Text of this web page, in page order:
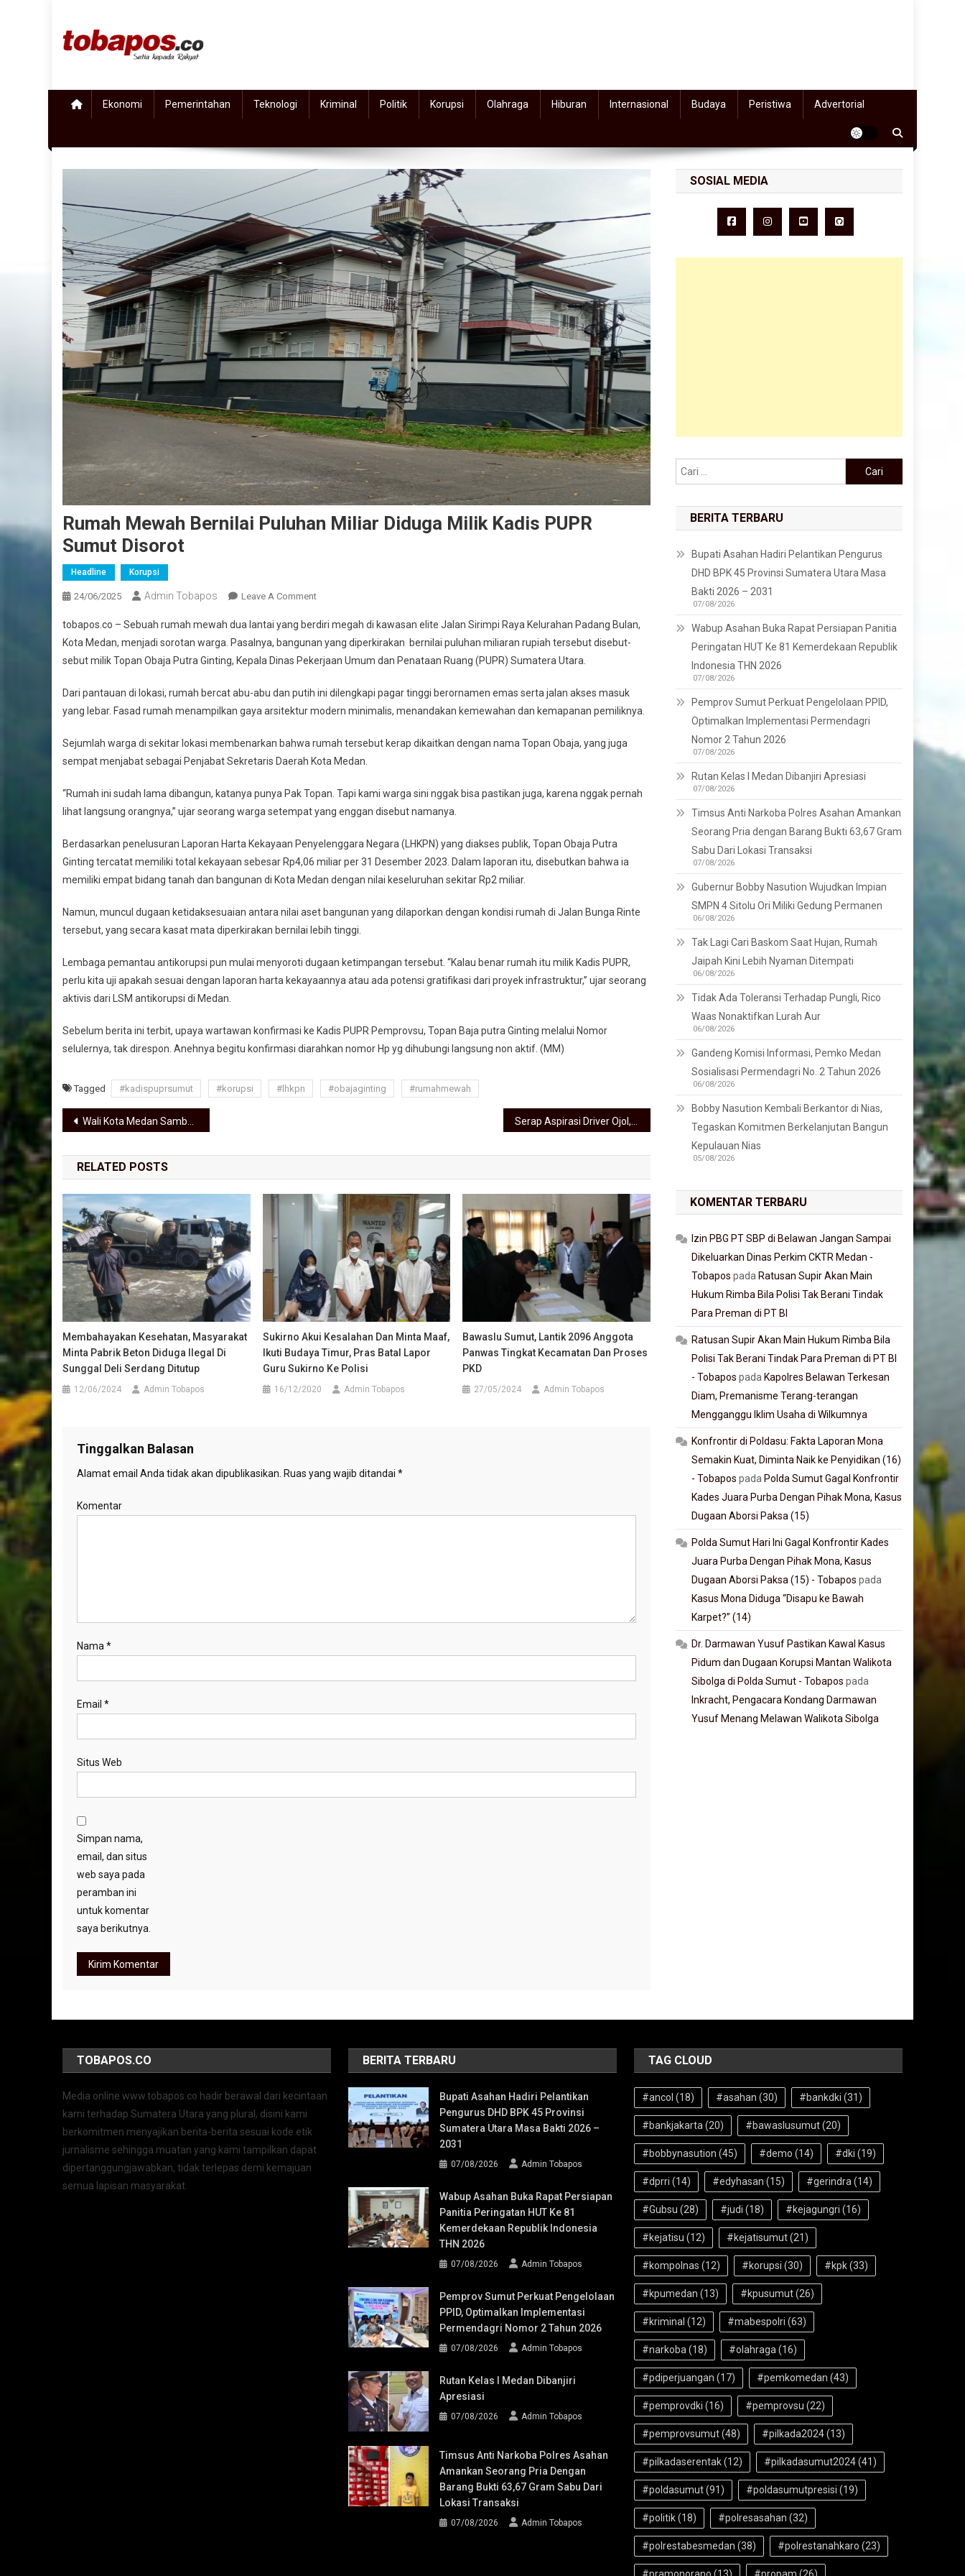
Ekonomi Pemerintahan Teknologi Kriminal Politik Korupsi Olahraga Hiburan Internasional Budaya Peristiwa Advertorial
Rumah Mewah Bernilai Puluhan Miliar Diduga Milik Kadis PUPR
Sumut Disorot
Headline Korupsi
24/06/2025 Admin Tobapos Leave A Comment
tobapos.co – Sebuah rumah mewah dua lantai yang berdiri megah di kawasan elite Jalan Sirimpi Raya Kelurahan Padang Bulan,
Kota Medan, menjadi sorotan warga. Pasalnya, bangunan yang diperkirakan bernilai puluhan miliaran rupiah tersebut disebut-
sebut milik Topan Obaja Putra Ginting, Kepala Dinas Pekerjaan Umum dan Penataan Ruang (PUPR) Sumatera Utara.
Dari pantauan di lokasi, rumah bercat abu-abu dan putih ini dilengkapi pagar tinggi berornamen emas serta jalan akses masuk
yang lebar. Fasad rumah menampilkan gaya arsitektur modern minimalis, menandakan kemewahan dan kemapanan pemiliknya.
Sejumlah warga di sekitar lokasi membenarkan bahwa rumah tersebut kerap dikaitkan dengan nama Topan Obaja, yang juga
sempat menjabat sebagai Penjabat Sekretaris Daerah Kota Medan.
“Rumah ini sudah lama dibangun, katanya punya Pak Topan. Tapi kami warga sini nggak bisa pastikan juga, karena nggak pernah
lihat langsung orangnya,” ujar seorang warga setempat yang enggan disebut namanya.
Berdasarkan penelusuran Laporan Harta Kekayaan Penyelenggara Negara (LHKPN) yang diakses publik, Topan Obaja Putra
Ginting tercatat memiliki total kekayaan sebesar Rp4,06 miliar per 31 Desember 2023. Dalam laporan itu, disebutkan bahwa ia
memiliki empat bidang tanah dan bangunan di Kota Medan dengan nilai keseluruhan sekitar Rp2 miliar.
Namun, muncul dugaan ketidaksesuaian antara nilai aset bangunan yang dilaporkan dengan kondisi rumah di Jalan Bunga Rinte
tersebut, yang secara kasat mata diperkirakan bernilai lebih tinggi.
Lembaga pemantau antikorupsi pun mulai menyoroti dugaan ketimpangan tersebut. “Kalau benar rumah itu milik Kadis PUPR,
perlu kita uji apakah sesuai dengan laporan harta kekayaannya atau ada potensi gratifikasi dari proyek infrastruktur,” ujar seorang
aktivis dari LSM antikorupsi di Medan.
Sebelum berita ini terbit, upaya wartawan konfirmasi ke Kadis PUPR Pemprovsu, Topan Baja putra Ginting melalui Nomor
selulernya, tak direspon. Anehnya begitu konfirmasi diarahkan nomor Hp yg dihubungi langsung non aktif. (MM)
Tagged #kadispuprsumut #korupsi #lhkpn #obajaginting #rumahmewah
Navigasi pos
Wali Kota Medan Sambut Kepulangan Jemaah Haji Kloter 9 Asal Kota Medan
RELATED POSTS
Membahayakan Kesehatan, Masyarakat
Minta Pabrik Beton Diduga Ilegal Di
Sunggal Deli Serdang Ditutup
12/06/2024 Admin Tobapos
Sukirno Akui Kesalahan Dan Minta Maaf,
Ikuti Budaya Timur, Pras Batal Lapor
Guru Sukirno Ke Polisi
16/12/2020 Admin Tobapos
Bawaslu Sumut, Lantik 2096 Anggota
Panwas Tingkat Kecamatan Dan Proses
PKD
27/05/2024 Admin Tobapos
Tinggalkan Balasan
Alamat email Anda tidak akan dipublikasikan. Ruas yang wajib ditandai *
Komentar
Nama *
Email *
Situs Web
Simpan nama,
email, dan situs
web saya pada
peramban ini
untuk komentar
saya berikutnya.
SOSIAL MEDIA
Cari untuk:
BERITA TERBARU
Bupati Asahan Hadiri Pelantikan Pengurus
DHD BPK 45 Provinsi Sumatera Utara Masa
Bakti 2026 – 2031
07/08/2026
Wabup Asahan Buka Rapat Persiapan Panitia
Peringatan HUT Ke 81 Kemerdekaan Republik
Indonesia THN 2026
07/08/2026
Pemprov Sumut Perkuat Pengelolaan PPID,
Optimalkan Implementasi Permendagri
Nomor 2 Tahun 2026
07/08/2026
Rutan Kelas I Medan Dibanjiri Apresiasi
07/08/2026
Timsus Anti Narkoba Polres Asahan Amankan
Seorang Pria dengan Barang Bukti 63,67 Gram
Sabu Dari Lokasi Transaksi
07/08/2026
Gubernur Bobby Nasution Wujudkan Impian
SMPN 4 Sitolu Ori Miliki Gedung Permanen
06/08/2026
Tak Lagi Cari Baskom Saat Hujan, Rumah
Jaipah Kini Lebih Nyaman Ditempati
06/08/2026
Tidak Ada Toleransi Terhadap Pungli, Rico
Waas Nonaktifkan Lurah Aur
06/08/2026
Gandeng Komisi Informasi, Pemko Medan
Sosialisasi Permendagri No. 2 Tahun 2026
06/08/2026
Bobby Nasution Kembali Berkantor di Nias,
Tegaskan Komitmen Berkelanjutan Bangun
Kepulauan Nias
05/08/2026
KOMENTAR TERBARU
Izin PBG PT SBP di Belawan Jangan Sampai
Dikeluarkan Dinas Perkim CKTR Medan -
Tobapos pada Ratusan Supir Akan Main
Hukum Rimba Bila Polisi Tak Berani Tindak
Para Preman di PT BI
Ratusan Supir Akan Main Hukum Rimba Bila
Polisi Tak Berani Tindak Para Preman di PT BI
- Tobapos pada Kapolres Belawan Terkesan
Diam, Premanisme Terang-terangan
Mengganggu Iklim Usaha di Wilkumnya
Konfrontir di Poldasu: Fakta Laporan Mona
Semakin Kuat, Diminta Naik ke Penyidikan (16)
- Tobapos pada Polda Sumut Gagal Konfrontir
Kades Juara Purba Dengan Pihak Mona, Kasus
Dugaan Aborsi Paksa (15)
Polda Sumut Hari Ini Gagal Konfrontir Kades
Juara Purba Dengan Pihak Mona, Kasus
Dugaan Aborsi Paksa (15) - Tobapos pada
Kasus Mona Diduga “Disapu ke Bawah
Karpet?” (14)
Dr. Darmawan Yusuf Pastikan Kawal Kasus
Pidum dan Dugaan Korupsi Mantan Walikota
Sibolga di Polda Sumut - Tobapos pada
Inkracht, Pengacara Kondang Darmawan
Yusuf Menang Melawan Walikota Sibolga
TOBAPOS.CO
Media online www.tobapos.co hadir berawal dari kecintaan
kami terhadap Sumatera Utara yang plural, disini kami
berkomitmen menyajikan berita-berita sesuai kode etik
jurnalisme sehingga muatan yang kami tampilkan dapat
dipertanggungjawabkan, tidak terlepas demi kemajuan
semua lapisan masyarakat.
BERITA TERBARU
Bupati Asahan Hadiri Pelantikan
Pengurus DHD BPK 45 Provinsi
Sumatera Utara Masa Bakti 2026 –
2031
07/08/2026 Admin Tobapos
Wabup Asahan Buka Rapat Persiapan
Panitia Peringatan HUT Ke 81
Kemerdekaan Republik Indonesia
THN 2026
07/08/2026 Admin Tobapos
Pemprov Sumut Perkuat Pengelolaan
PPID, Optimalkan Implementasi
Permendagri Nomor 2 Tahun 2026
07/08/2026 Admin Tobapos
Rutan Kelas I Medan Dibanjiri
Apresiasi
07/08/2026 Admin Tobapos
Timsus Anti Narkoba Polres Asahan
Amankan Seorang Pria Dengan
Barang Bukti 63,67 Gram Sabu Dari
Lokasi Transaksi
07/08/2026 Admin Tobapos
TAG CLOUD
#ancol (18) #asahan (30) #bankdki (31)
#bankjakarta (20) #bawaslusumut(20)
#bobbynasution (45) #demo (14) #dki (19)
#dprri (14) #edyhasan (15) #gerindra (14)
#Gubsu (28) #judi (18) #kejagungri (16)
#kejatisu (12) #kejatisumut(21)
#kompolnas (12) #korupsi (30) #kpk(33)
#kpumedan (13) #kpusumut(26)
#kriminal (12) #mabespolri (63)
#narkoba (18) #olahraga (16)
#pdiperjuangan (17) #pemkomedan (43)
#pemprovdki (16) #pemprovsu (22)
#pemprovsumut(48) #pilkada2024(13)
#pilkadaserentak(12) #pilkadasumut2024(41)
#poldasumut(91) #poldasumutpresisi (19)
#politik(18) #polresasahan (32)
#polrestabesmedan (38) #polrestanahkaro (23)
#pramonorano (13) #propam (26)